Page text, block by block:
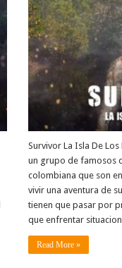
Survivor La Isla De Los
un grupo de famosos
colombiana que son
vivir una aventura de
tienen que pasar por
que enfrentar
Read More »